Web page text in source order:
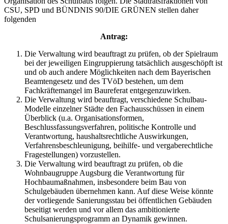
CSU, SPD und BÜNDNIS 90/DIE GRÜNEN stellen daher
folgenden
Antrag:
Die Verwaltung wird beauftragt zu prüfen, ob der Spielraum
bei der jeweiligen Eingruppierung tatsächlich ausgeschöpft ist
und ob auch andere Möglichkeiten nach dem Bayerischen
Beamtengesetz und des TVöD bestehen, um dem
Fachkräftemangel im Baureferat entgegenzuwirken.
Die Verwaltung wird beauftragt, verschiedene Schulbau-
Modelle einzelner Städte den Fachausschüssen in einem
Überblick (u.a. Organisationsformen,
Beschlussfassungsverfahren, politische Kontrolle und
Verantwortung, haushaltsrechtliche Auswirkungen,
Verfahrensbeschleunigung, beihilfe- und vergaberechtliche
Fragestellungen) vorzustellen.
Die Verwaltung wird beauftragt zu prüfen, ob die
Wohnbaugruppe Augsburg die Verantwortung für
Hochbaumaßnahmen, insbesondere beim Bau von
Schulgebäuden übernehmen kann. Auf diese Weise könnte
der vorliegende Sanierungsstau bei öffentlichen Gebäuden
beseitigt werden und vor allem das ambitionierte
Schulsanierungsprogramm an Dynamik gewinnen.